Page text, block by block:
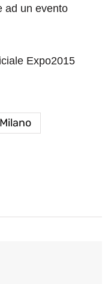
ad un evento
Expo2015
Milano